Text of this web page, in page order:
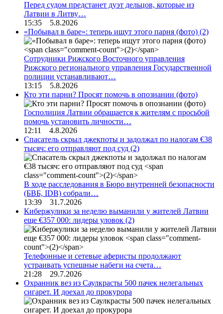
Перед судом предстанет дуэт дельцов, которые из
Латвии в Литву…
15:35 5.8.2026
«Побывал в баре»: теперь ищут этого парня (фото) (2)
Сотрудники Рижского Восточного управления
Рижского регионального управления Государственной
полиции устанавливают…
13:15 5.8.2026
Кто эти парни? Просят помочь в опознании (фото)
Госполиция Латвии обращается к жителям с просьбой
помочь установить личности…
12:11 4.8.2026
Спасатель скрыл джекпоты и задолжал по налогам €38
тысяч: его отправляют под суд (2)
В ходе расследования в Бюро внутренней безопасности
(БВБ, IDB) собрали…
13:39 31.7.2026
Кибержулики за неделю выманили у жителей Латвии
еще €357 000: лидеры уловок (2)
Телефонные и сетевые аферисты продолжают
устраивать успешные набеги на счета…
21:28 29.7.2026
Охранник вез из Саулкрасты 500 пачек нелегальных
сигарет. И доехал до прокурора